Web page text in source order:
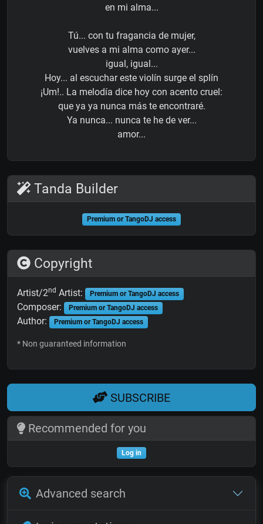
en mi alma...
Tú... con tu fragancia de mujer,
vuelves a mi alma como ayer...
igual, igual...
Hoy... al escuchar este violín surge el splín
¡Um!.. La melodía dice hoy con acento cruel:
que ya ya nunca más te encontraré.
Ya nunca... nunca te he de ver...
amor...
Tanda Builder
Premium or TangoDJ access
Copyright
Artist/2nd Artist: Premium or TangoDJ access
Composer: Premium or TangoDJ access
Author: Premium or TangoDJ access
* Non guaranteed information
SUBSCRIBE
Recommended for you
Log in
Advanced search